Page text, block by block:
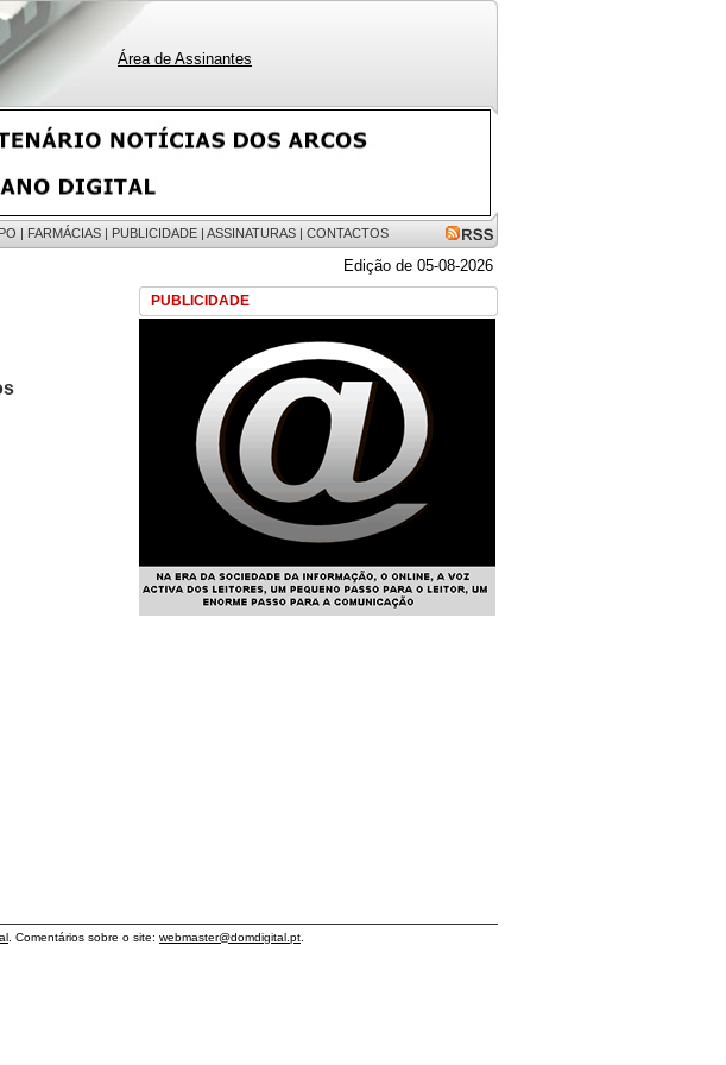
Área de Assinantes
| FARMÁCIAS | PUBLICIDADE | ASSINATURAS | CONTACTOS
Edição de 05-08-2026
PUBLICIDADE
. Comentários sobre o site: webmaster@domdigital.pt